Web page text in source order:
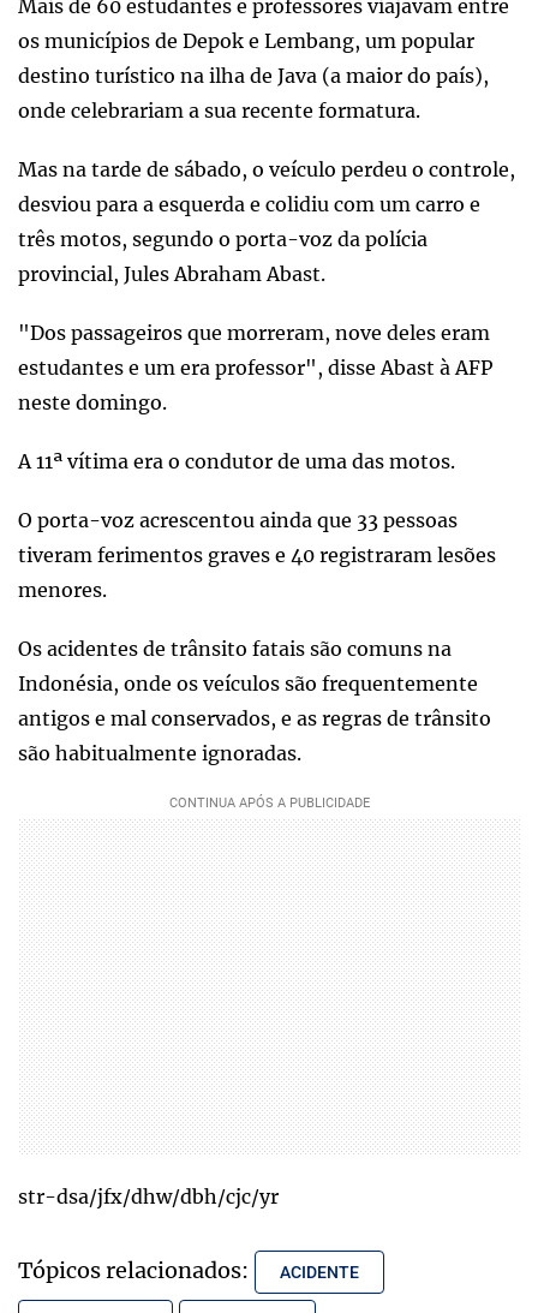
Mais de 60 estudantes e professores viajavam entre
os municípios de Depok e Lembang, um popular
destino turístico na ilha de Java (a maior do país),
onde celebrariam a sua recente formatura.
Mas na tarde de sábado, o veículo perdeu o controle,
desviou para a esquerda e colidiu com um carro e
três motos, segundo o porta-voz da polícia
provincial, Jules Abraham Abast.
"Dos passageiros que morreram, nove deles eram
estudantes e um era professor", disse Abast à AFP
neste domingo.
A 11ª vítima era o condutor de uma das motos.
O porta-voz acrescentou ainda que 33 pessoas
tiveram ferimentos graves e 40 registraram lesões
menores.
Os acidentes de trânsito fatais são comuns na
Indonésia, onde os veículos são frequentemente
antigos e mal conservados, e as regras de trânsito
são habitualmente ignoradas.
str-dsa/jfx/dhw/dbh/cjc/yr
Tópicos relacionados: ACIDENTE